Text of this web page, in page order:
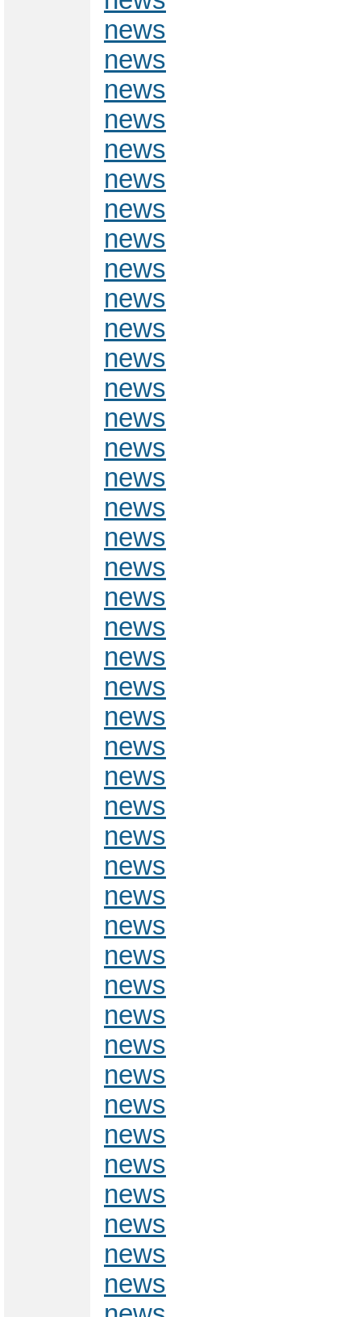
news
news
news
news
news
news
news
news
news
news
news
news
news
news
news
news
news
news
news
news
news
news
news
news
news
news
news
news
news
news
news
news
news
news
news
news
news
news
news
news
news
news
news